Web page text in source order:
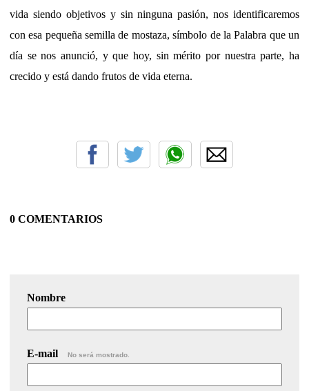
vida siendo objetivos y sin ninguna pasión, nos identificaremos
con esa pequeña semilla de mostaza, símbolo de la Palabra que un
día se nos anunció, y que hoy, sin mérito por nuestra parte, ha
crecido y está dando frutos de vida eterna.
0 COMENTARIOS
Nombre
E-mail No será mostrado.